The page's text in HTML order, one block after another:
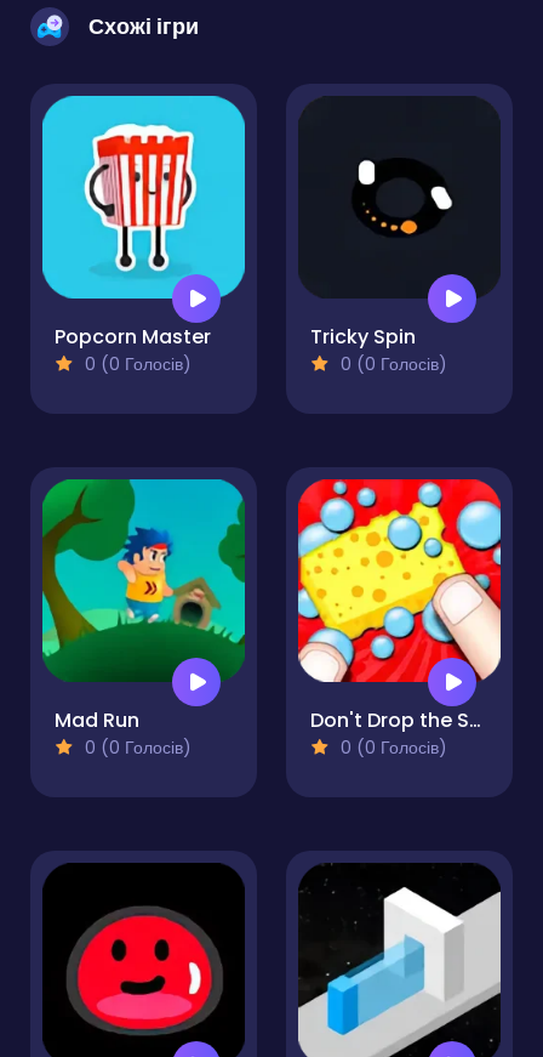
Схожі ігри
Popcorn Master
0 (0 Голосів)
Tricky Spin
0 (0 Голосів)
Mad Run
0 (0 Голосів)
Don't Drop the Sponge
0 (0 Голосів)